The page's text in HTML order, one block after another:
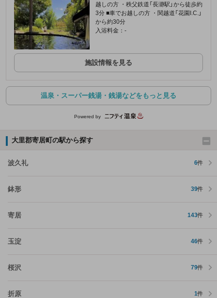
越しの方 ・秩父鉄道「長瀞駅」から徒歩約
3分 ■車でお越しの方 ・関越道「花園I.C.」
から約30分
入浴料金：-
施設情報を見る
温泉・スーパー銭湯・銭湯などをもっと見る
Powered by
大里郡寄居町の駅から探す
波久礼 6件
鉢形 39件
寄居 143件
玉淀 46件
桜沢 79件
折原 1件